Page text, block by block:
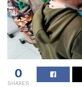
0
SHARES